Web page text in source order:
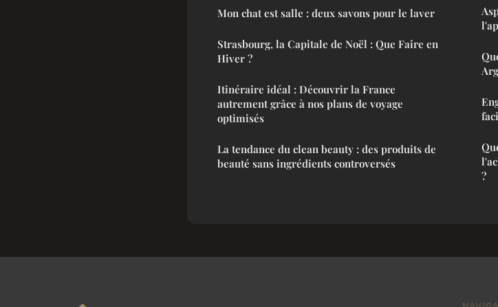
Mon chat est salle : deux savons pour le laver
Strasbourg, la Capitale de Noël : Que Faire en
Hiver ?
Itinéraire idéal : Découvrir la France
autrement grâce à nos plans de voyage
optimisés
La tendance du clean beauty : des produits de
beauté sans ingrédients controversés
?